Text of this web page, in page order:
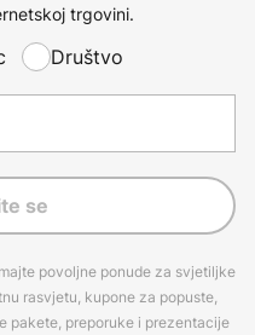
trgovini.
Društvo
se
povoljne ponude za svjetiljke
rasvjetu, kupone za popuste,
pakete, preporuke i prezentacije